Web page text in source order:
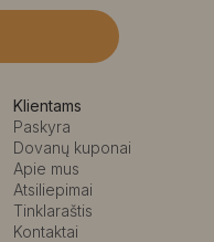
Klientams
Paskyra
Dovanų kuponai
Apie mus
Atsiliepimai
Tinklaraštis
Kontaktai